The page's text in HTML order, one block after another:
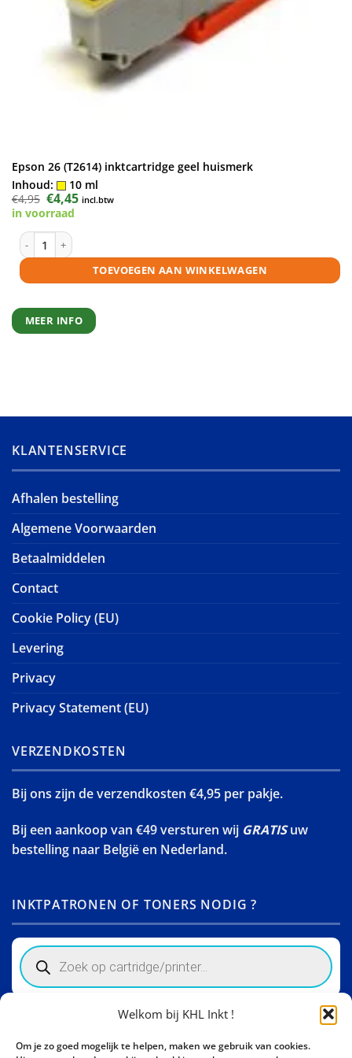
Welkom bij KHL Inkt !
Om je zo goed mogelijk te helpen, maken we gebruik van cookies.
Epson 26 (T2614) inktcartridge geel huismerk
Inhoud:
10 ml
€4,95 Oorspronkelijke
prijs
was:
€4,45Huidige
prijs
incl.btw
in voorraad
Epson 26 (T2614) inktcartridge geel huismerk aantal
TOEVOEGEN AAN WINKELWAGEN
MEER INFO
KLANTENSERVICE
Afhalen bestelling
Algemene Voorwaarden
Betaalmiddelen
Contact
Cookie Policy (EU)
Levering
Privacy
Privacy Statement (EU)
VERZENDKOSTEN
Bij ons zijn de verzendkosten €4,95 per pakje.
Bij een aankoop van €49 versturen wij GRATISuw
bestelling naar België en Nederland.
INKTPATRONEN OF TONERS NODIG ?
Products
search
Activity Invest BV - KHL, Kempische Steenweg 274